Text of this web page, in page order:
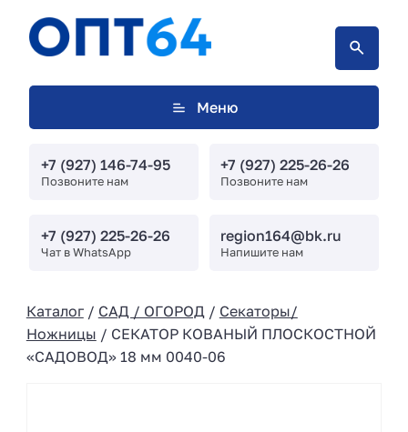
Меню
+7 (927) 146-74-95
Позвоните нам
+7 (927) 225-26-26
Позвоните нам
+7 (927) 225-26-26
Чат в WhatsApp
region164@bk.ru
Напишите нам
Каталог/ САД / ОГОРОД / Секаторы/
Ножницы / СЕКАТОР КОВАНЫЙ ПЛОСКОСТНОЙ
«САДОВОД» 18 мм 0040-06